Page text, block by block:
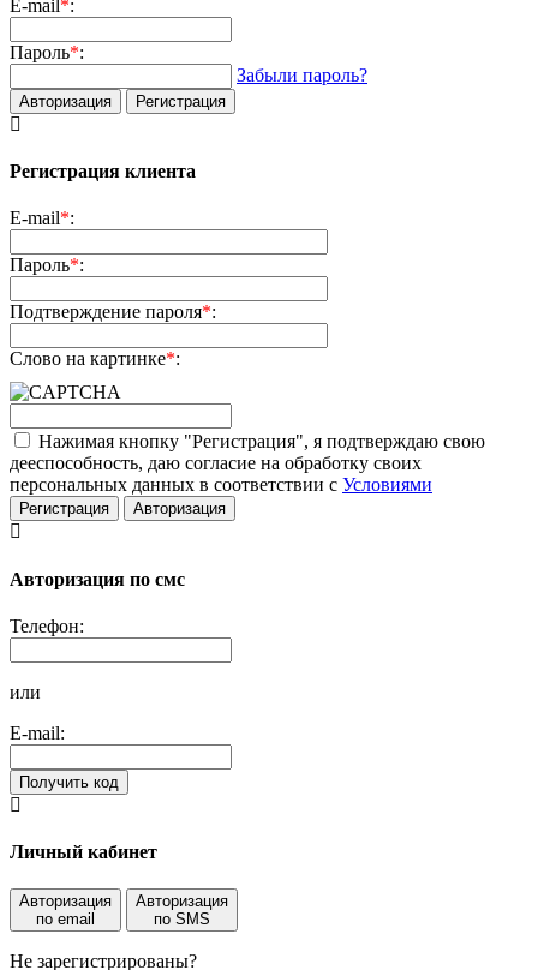
E-mail*:
Пароль*:
Забыли пароль?
Авторизация Регистрация
Регистрация клиента
E-mail*:
Пароль*:
Подтверждение пароля*:
Слово на картинке*:
Нажимая кнопку "Регистрация", я подтверждаю свою
дееспособность, даю согласие на обработку своих
персональных данных в соответствии с Условиями
Регистрация Авторизация
Авторизация по смс
Телефон:
или
E-mail:
Получить код
Личный кабинет
Авторизация
по email
Авторизация
по SMS
Не зарегистрированы?